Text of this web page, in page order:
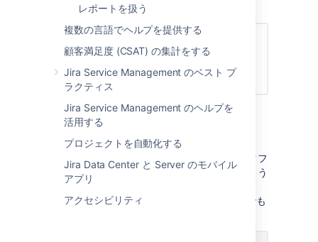
レポートを扱う
複数の言語でヘルプを提供する
顧客満足度 (CSAT) の集計をする
Jira Service Management のベスト プ
ラクティス
Jira Service Management のヘルプを
活用する
プロジェクトを自動化する
Jira Data Center と Server のモバイル
アプリ
アクセシビリティ
されます。
関連するワークフロー
プロジェクトがインシデントに使用するワークフ
ローは次のとおりです。インシデントがどのよう
にプロジェクトを進んでいくかを把握します。
プロジェクト設定] > [
] でいつでも